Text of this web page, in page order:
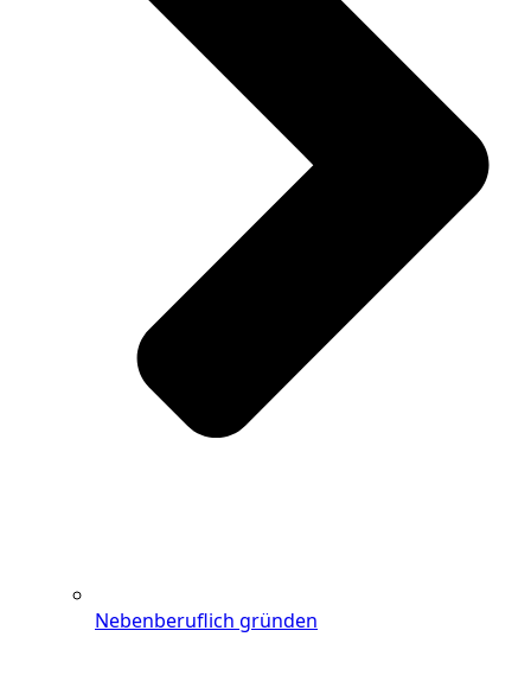
Nebenberuflich gründen